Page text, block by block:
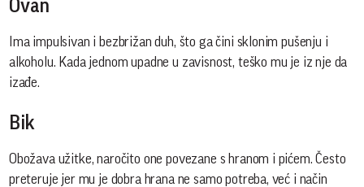
Ovan
Ima impulsivan i bezbrižan duh, što ga čini sklonim pušenju i
alkoholu. Kada jednom upadne u zavisnost, teško mu je iz nje da
izađe.
Bik
Obožava užitke, naročito one povezane s hranom i pićem. Često
preteruje jer mu je dobra hrana ne samo potreba, već i način